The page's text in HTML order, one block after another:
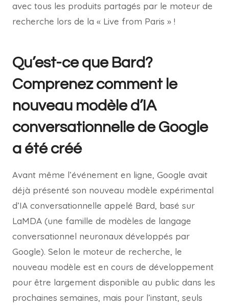
avec tous les produits partagés par le moteur de
recherche lors de la « Live from Paris » !
Qu’est-ce que Bard?
Comprenez comment le
nouveau modèle d’IA
conversationnelle de Google
a été créé
Avant même l’événement en ligne, Google avait
déjà présenté son nouveau modèle expérimental
d’IA conversationnelle appelé Bard, basé sur
LaMDA (une famille de modèles de langage
conversationnel neuronaux développés par
Google). Selon le moteur de recherche, le
nouveau modèle est en cours de développement
pour être largement disponible au public dans les
prochaines semaines, mais pour l’instant, seuls